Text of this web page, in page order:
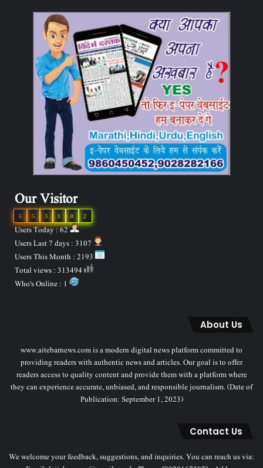
Our Visitor
2
0
1
3
5
6
Users Today : 62
About Us
www.aitebarnews.com is a modern digital news platform committed to
providing readers with authentic news and articles. Our goal is to offer
readers access to quality content and provide them with a platform where
they can experience accurate, unbiased, and responsible journalism. (Date of
Publication: September 1, 2023)
Contact Us
We welcome your feedback, suggestions, and inquiries. You can reach us via: